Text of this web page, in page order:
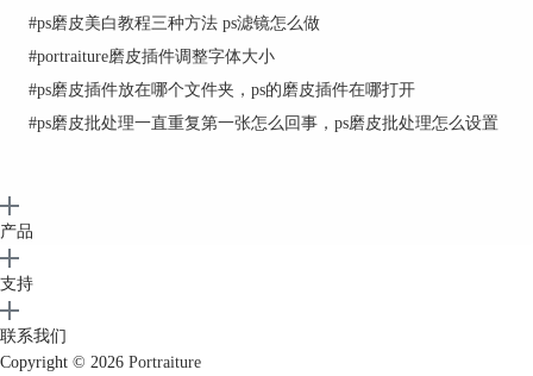
肤的去瑕疵、肤色均匀等处理。无论是在实用性
#ps磨皮美白教程三种方法 ps滤镜怎么做
#portraiture磨皮插件调整字体大小
#ps磨皮插件放在哪个文件夹，ps的磨皮插件在哪打开
#ps磨皮批处理一直重复第一张怎么回事，ps磨皮批处理怎么设置
产品
支持
联系我们
Copyright © 2026 Portraiture